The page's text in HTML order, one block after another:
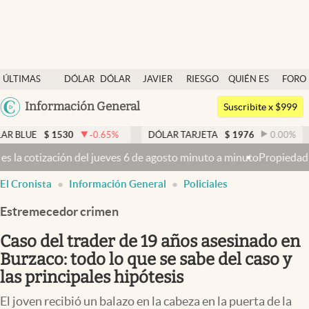
ÚLTIMAS
NOTICIAS
DÓLAR
DÓLAR
JAVIER
RIESGO
QUIÉN ES
QUIÉN
FORO
Argentina
México
USA
Información General
Dólar
Members
Economía y Política
Finanzas y Mercados
Mercados Online
Negocios
Columnistas
Otras secciones
Apertura
Suscribite x $999
-0.65% DÓLAR TARJETA $ 1976 0.00 % DÓLAR
de agosto minuto a minutoPropiedad privada: mientras el
El Cronista Información General Policiales
Estremecedor crimen
Caso del trader de 19 años asesinado en
Burzaco: todo lo que se sabe del caso y
las principales hipótesis
El joven recibió un balazo en la cabeza en la puerta de la